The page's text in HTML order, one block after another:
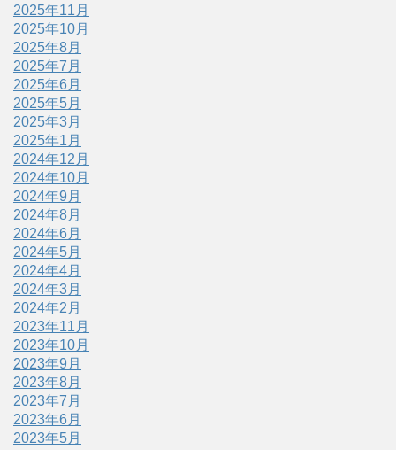
2025年11月
2025年10月
2025年8月
2025年7月
2025年6月
2025年5月
2025年3月
2025年1月
2024年12月
2024年10月
2024年9月
2024年8月
2024年6月
2024年5月
2024年4月
2024年3月
2024年2月
2023年11月
2023年10月
2023年9月
2023年8月
2023年7月
2023年6月
2023年5月